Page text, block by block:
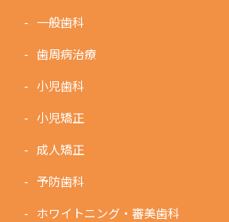
一般歯科
歯周病治療
小児歯科
小児矯正
成人矯正
予防歯科
ホワイトニング・審美歯科